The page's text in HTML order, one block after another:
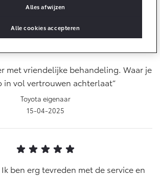
bZ4X Touring
BATTERIJ-ELEKTRISCH
Vanaf € 48.995,-
Proace City (excl. BTW)
ELEKTRISCH
18-04-2025
met vriendelijke behandeling. Waar je
in vol vertrouwen achterlaat
Toyota eigenaar
15-04-2025
ben erg tevreden met de service en
Alles afwijzen
Alle cookies accepteren